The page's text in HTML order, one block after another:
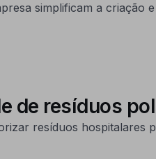
simplificam a criação
de resíduos
resíduos